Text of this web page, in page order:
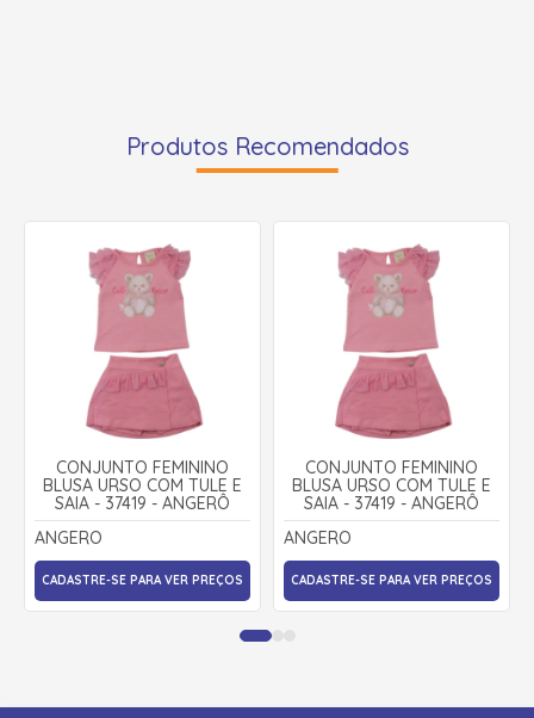
Produtos Recomendados
CONJUNTO FEMININO
BLUSA URSO COM TULE E
SAIA - 37419 - ANGERÔ
ANGERO
CADASTRE-SE PARA VER PREÇOS
CONJUNTO FEMININO
BLUSA URSO COM TULE E
SAIA - 37419 - ANGERÔ
ANGERO
CADASTRE-SE PARA VER PREÇOS